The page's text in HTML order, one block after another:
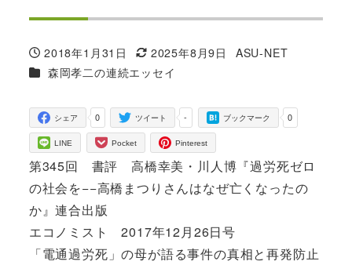
投稿日
2018年1月31日
更新日
2025年8月9日
著
ASU-NET
カテゴリー
森岡孝二の連続エッセイ
0
シェア -
ツイート 0
ブックマーク
LINE Pocket Pinterest
第345回 書評 高橋幸美・川人博『過労死ゼロ
の社会を−−高橋まつりさんはなぜ亡くなったの
か』連合出版
エコノミスト 2017年12月26日号
「電通過労死」の母が語る事件の真相と再発防止